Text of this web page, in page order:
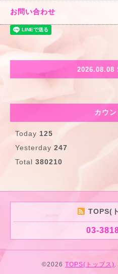
お問い合わせ
2026.08.08
カウ
Today 125
Yesterday 247
Total 380210
TOPS(
03-
©2026 TOPS(トップス).